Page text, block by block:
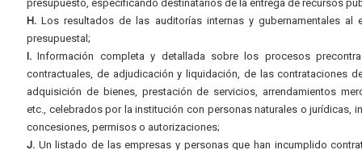
presupuesto, especificando destinatarios de la entrega de recursos
H. Los resultados de las auditorías internas y gubernamentales al
presupuestal;
I. Información completa y detallada sobre los procesos
contractuales, de adjudicación y liquidación, de las contrataciones
adquisición de bienes, prestación de servicios, arrendamientos
etc., celebrados por la institución con personas naturales o jurídicas,
concesiones, permisos o autorizaciones;
J. Un listado de las empresas y personas que han incumplido